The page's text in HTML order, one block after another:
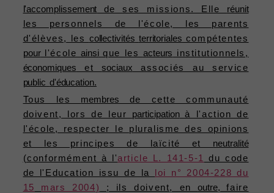
l'accomplissement de ses missions. Elle réunit
les personnels de l'école, les parents
d'élèves, les collectivités territoriales compétentes
pourl'écoleainsique les acteurs institutionnels,
économiques etsociaux associés au service
public d'éducation.
Tous les membres de cette communauté
doivent, lors de leur participationà l'action de
l'école, respecter le pluralisme des opinions
et les principes de laïcité et neutralité
(conformément à l'article L. 141-5-1
du code
de l'Education issu de la
loi n° 2004-228 du
15
mars 2004) ; ils doivent, enoutre, faire